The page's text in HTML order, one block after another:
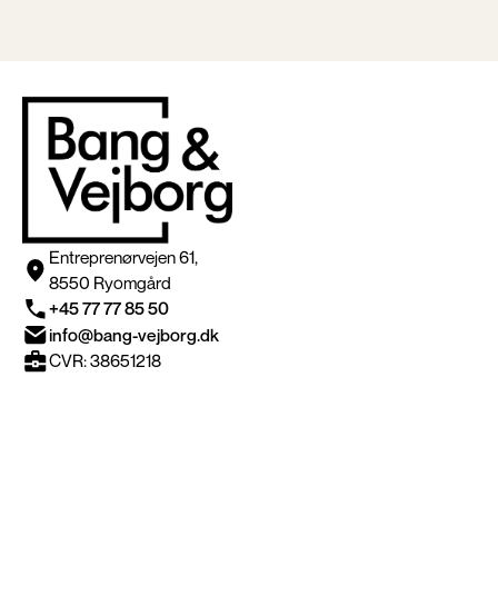
Entreprenørvejen 61,
8550 Ryomgård
+45 77 77 85 50
info@bang-vejborg.dk
CVR: 38651218